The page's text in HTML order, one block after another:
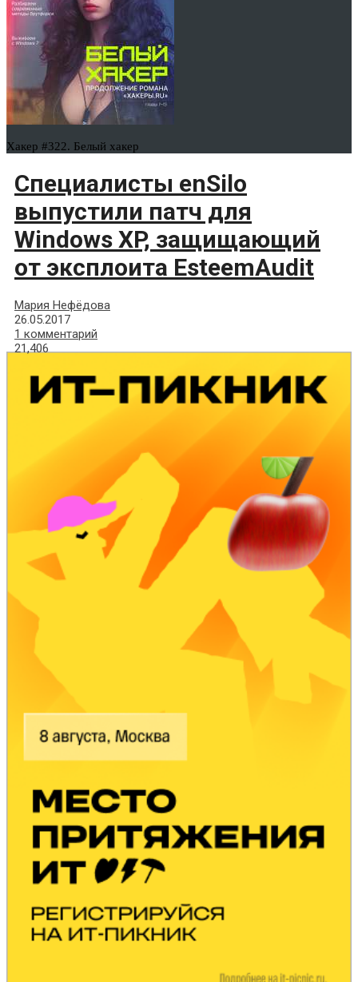
Хакер #322. Белый хакер
Специалисты enSilo
выпустили патч для
Windows XP, защищающий
от эксплоита EsteemAudit
Мария Нефёдова
26.05.2017
1 комментарий
21,406